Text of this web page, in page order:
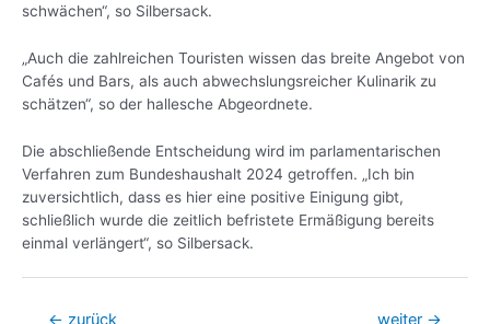
schwächen“, so Silbersack.
„Auch die zahlreichen Touristen wissen das breite Angebot von
Cafés und Bars, als auch abwechslungsreicher Kulinarik zu
schätzen“, so der hallesche Abgeordnete.
Die abschließende Entscheidung wird im parlamentarischen
Verfahren zum Bundeshaushalt 2024 getroffen. „Ich bin
zuversichtlich, dass es hier eine positive Einigung gibt,
schließlich wurde die zeitlich befristete Ermäßigung bereits
einmal verlängert“, so Silbersack.
Beitragsnavigation
← zurück weiter →